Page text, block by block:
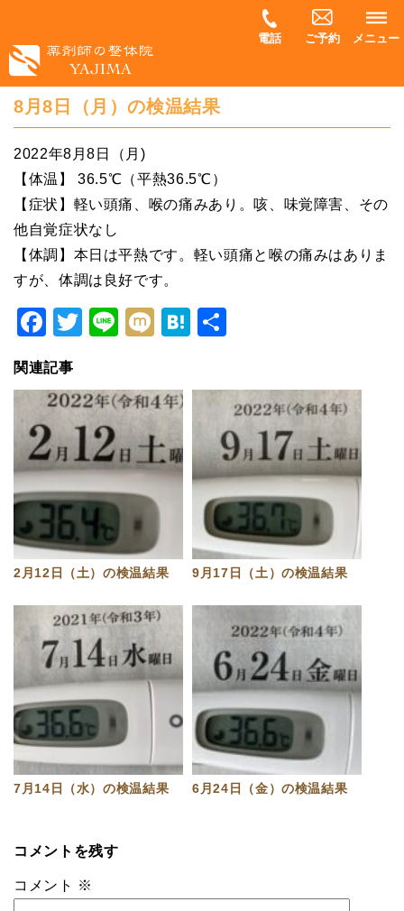
電話 ご予約 メニュー
8月8日（月）の検温結果
2022年8月8日（月)
【体温】 36.5℃（平熱36.5℃）
【症状】軽い頭痛、喉の痛みあり。咳、味覚障害、その
他自覚症状なし
【体調】本日は平熱です。軽い頭痛と喉の痛みはありま
すが、体調は良好です。
Facebook
Twitter
LineMixiHatena
関連記事
2月12日（土）の検温結果 9月17日（土）の検温結果
7月14日（水）の検温結果 6月24日（金）の検温結果
コメントを残す
コメント ※